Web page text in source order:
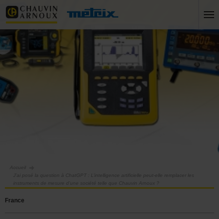
J’ai posé la question à ChatGPT : L’intelligence artificielle peut-elle remplacer les
instruments de mesure d’une société telle que Chauvin Arnoux ?
France